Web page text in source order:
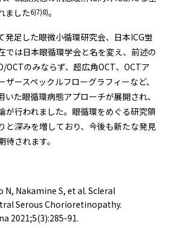
ました6)7)8)。
発足した眼微小循環研究会、日本ICG蛍
では日本眼循環学会と名を変え、前述の
OCTのみならず、超広角OCT、OCTア
ザースペックルフローグラフィーなど、
いた眼循環病態アプローチが展開され、
が行われました。眼循環をめぐる研究領
と深みを増しており、今後も新たな発見
されます。
N, Nakamine S, et al. Scleral
Serous Chorioretinopathy.
2021;5(3):285-91.